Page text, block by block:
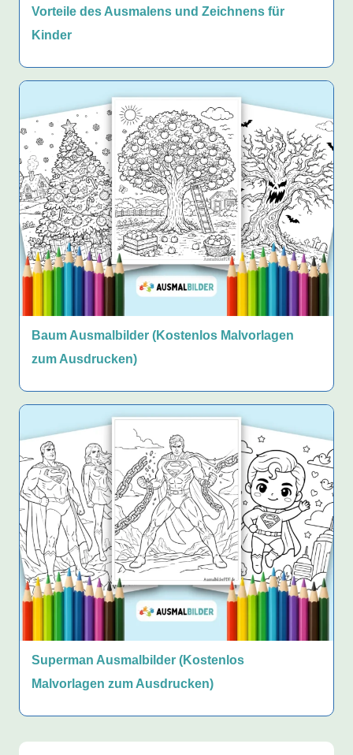
Vorteile des Ausmalens und Zeichnens für
Kinder
Baum Ausmalbilder (Kostenlos Malvorlagen
zum Ausdrucken)
Superman Ausmalbilder (Kostenlos
Malvorlagen zum Ausdrucken)